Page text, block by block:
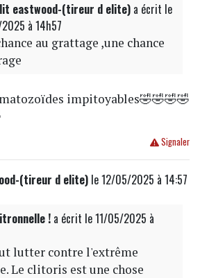
eastwood-(tireur d elite)a écrit le
à 14h57
au grattage ,une chance
impitoyables🤣🤣🤣🤣
Signaler
(tireur d elite)le 12/05/2025 à 14:57
!a écrit le 11/05/2025 à
lutter contre l'extrême
Le clitoris est une chose